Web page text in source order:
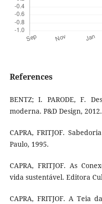
References
BENTZ; I. PARODE, F.
moderna. P&D Design, 2012.
CAPRA, FRITJOF.
Paulo, 1995.
CAPRA, FRITJOF. As
vida sustentável. Editora
CAPRA, FRITJOF. A Teia